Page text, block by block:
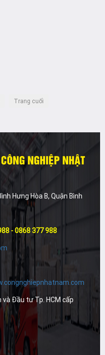
Trang cuối
NGHIỆP NHẬT
Hưng Hòa B, Quận Bình
- 0868 377 988
và Đầu tư Tp. HCM cấp